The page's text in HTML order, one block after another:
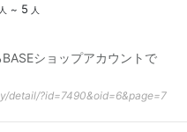
人 ~ 5 人
ショップアカウントで
detail/?id=7490&oid=6&page=7